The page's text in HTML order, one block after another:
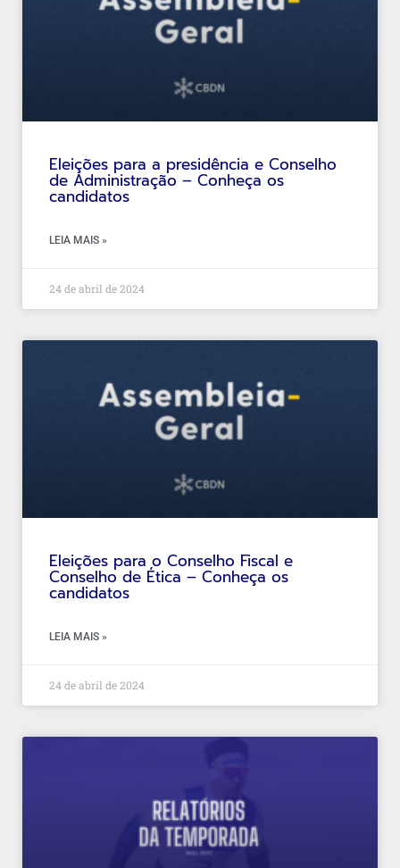
Eleições para a presidência e Conselho
de Administração – Conheça os
candidatos
LEIA MAIS »
24 de abril de 2024
Eleições para o Conselho Fiscal e
Conselho de Ética – Conheça os
candidatos
LEIA MAIS »
24 de abril de 2024